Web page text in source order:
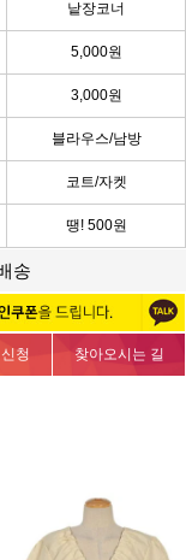
낱장코너
5,000원
3,000원
블라우스/남방
코트/자켓
땡! 500원
송
청 찾아오시는 길